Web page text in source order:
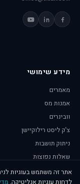
מידע שימושי
מאמרים
אמנות מס
וובינרים
צ'ק ליסט רילוקיישן
ניתוק תושבות
שאלות נפוצות
אתר זה משתמש בעוגיות
לדחות עוגיות אנליטיקה.